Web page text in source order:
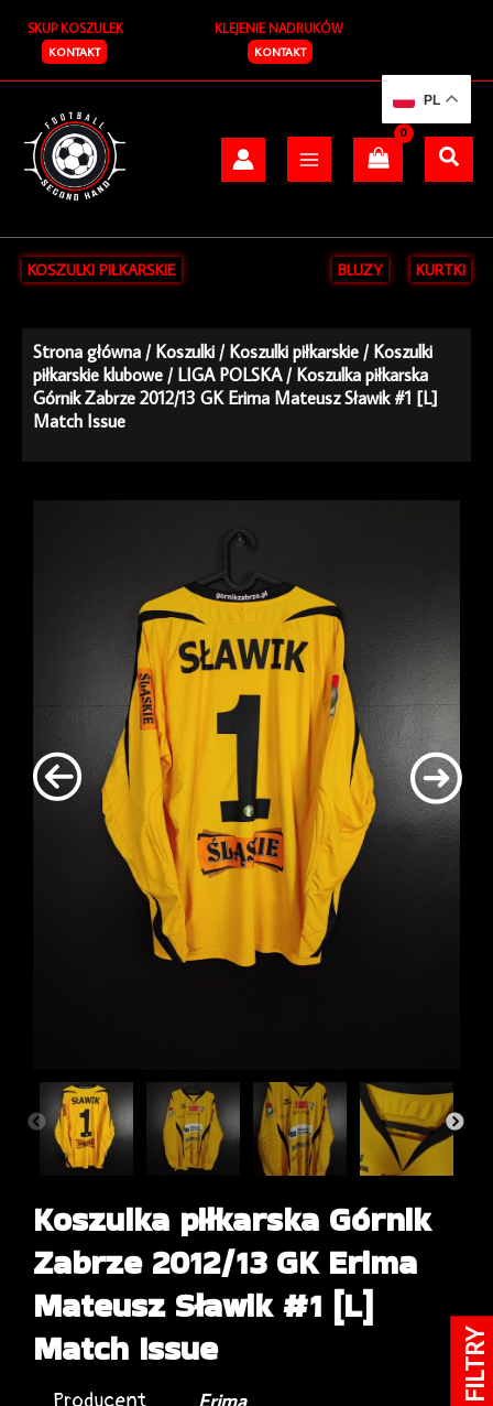
treści
SKUP KOSZULEK
KONTAKT
KLEJENIE NADRUKÓW
KONTAKT
KOSZULKI PIŁKARSKIE BLUZY KURTKI
Strona główna /Koszulki /Koszulki piłkarskie /Koszulki
piłkarskie klubowe /LIGA POLSKA/ Koszulka piłkarska
Górnik Zabrze 2012/13 GK Erima Mateusz Sławik #1 [L]
Match Issue
Koszulka piłkarska Górnik
Zabrze 2012/13 GK Erima
Mateusz Sławik #1 [L]
Match Issue
Producent
Erima
PL
FILTRY